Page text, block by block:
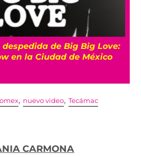
despedida de Big Big Love:
en la Ciudad de México
, nuevo video,Tecámac
CARMONA